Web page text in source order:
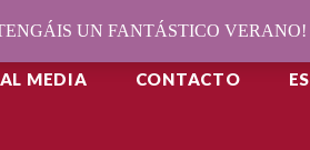
MEDIA CONTACTO ES
UN FANTÁSTICO VERANO!